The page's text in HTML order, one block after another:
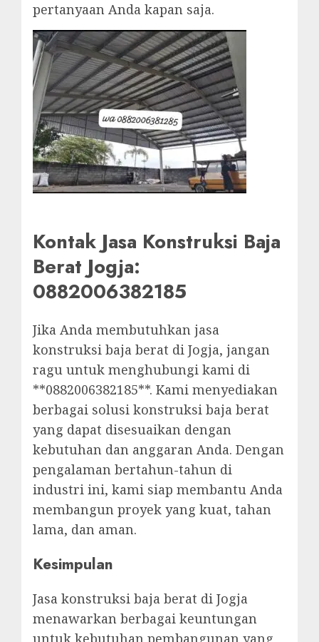
pertanyaan Anda kapan saja.
Kontak Jasa Konstruksi Baja
Berat Jogja:
0882006382185
Jika Anda membutuhkan jasa
konstruksi baja berat di Jogja, jangan
ragu untuk menghubungi kami di
**0882006382185**. Kami menyediakan
berbagai solusi konstruksi baja berat
yang dapat disesuaikan dengan
kebutuhan dan anggaran Anda. Dengan
pengalaman bertahun-tahun di
industri ini, kami siap membantu Anda
membangun proyek yang kuat, tahan
lama, dan aman.
Kesimpulan
Jasa konstruksi baja berat di Jogja
menawarkan berbagai keuntungan
untuk kebutuhan pembangunan yang